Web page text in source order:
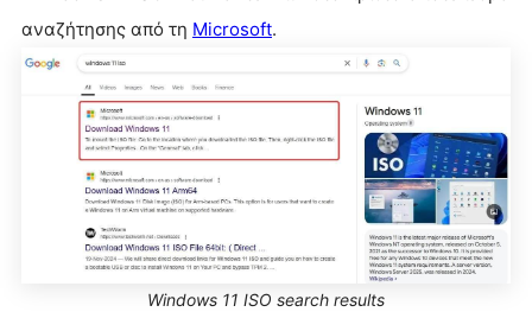
αναζήτησης από τη Microsoft.
Windows 11 ISO search results